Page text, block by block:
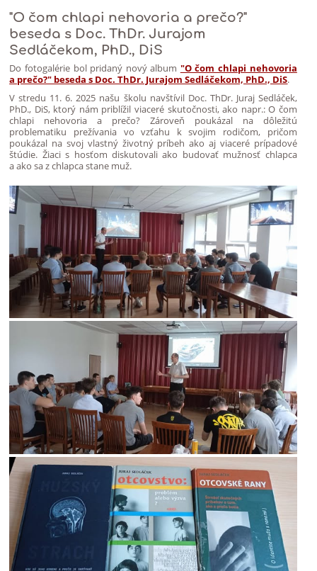
"O čom chlapi nehovoria a prečo?"
beseda s Doc. ThDr. Jurajom
Sedláčekom, PhD., DiS
Do fotogalérie bol pridaný nový album "O čom chlapi nehovoria
a prečo?" beseda s Doc. ThDr. Jurajom Sedláčekom, PhD., DiS.
V stredu 11. 6. 2025 našu školu navštívil Doc. ThDr. Juraj Sedláček,
PhD., DiS, ktorý nám priblížil viaceré skutočnosti, ako napr.: O čom
chlapi nehovoria a prečo? Zároveň poukázal na dôležitú
problematiku prežívania vo vzťahu k svojim rodičom, pričom
poukázal na svoj vlastný životný príbeh ako aj viaceré prípadové
štúdie. Žiaci s hosťom diskutovali ako budovať mužnosť chlapca
a ako sa z chlapca stane muž.